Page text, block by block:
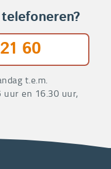
60
t.e.m.
uur en 16.30 uur,